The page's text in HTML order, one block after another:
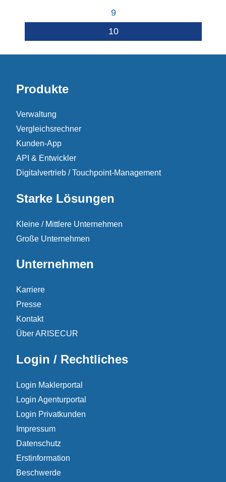
9
10
Produkte
Verwaltung
Vergleichsrechner
Kunden-App
API & Entwickler
Digitalvertrieb / Touchpoint-Management
Starke Lösungen
Kleine / Mittlere Unternehmen
Große Unternehmen
Unternehmen
Karriere
Presse
Kontakt
Über ARISECUR
Login / Rechtliches
Login Maklerportal
Login Agenturportal
Login Privatkunden
Impressum
Datenschutz
Erstinformation
Beschwerde